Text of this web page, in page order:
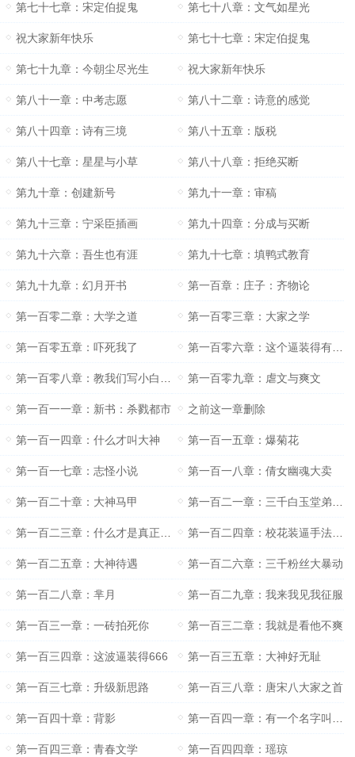
第七十七章：宋定伯捉鬼 第七十八章：文气如星光
祝大家新年快乐 第七十七章：宋定伯捉鬼
第七十九章：今朝尘尽光生 祝大家新年快乐
第八十一章：中考志愿 第八十二章：诗意的感觉
第八十四章：诗有三境 第八十五章：版税
第八十七章：星星与小草 第八十八章：拒绝买断
第九十章：创建新号 第九十一章：审稿
第九十三章：宁采臣插画 第九十四章：分成与买断
第九十六章：吾生也有涯 第九十七章：填鸭式教育
第九十九章：幻月开书 第一百章：庄子：齐物论
第一百零二章：大学之道 第一百零三章：大家之学
第一百零五章：吓死我了 第一百零六章：这个逼装得有些大
第一百零八章：教我们写小白文吧 第一百零九章：虐文与爽文
第一百一一章：新书：杀戮都市 之前这一章删除
第一百一四章：什么才叫大神 第一百一五章：爆菊花
第一百一七章：志怪小说 第一百一八章：倩女幽魂大卖
第一百二十章：大神马甲 第一百二一章：三千白玉堂弟子何在？
第一百二三章：什么才是真正的小白文 第一百二四章：校花装逼手法大讨论
第一百二五章：大神待遇 第一百二六章：三千粉丝大暴动
第一百二八章：芈月 第一百二九章：我来我见我征服
第一百三一章：一砖拍死你 第一百三二章：我就是看他不爽
第一百三四章：这波逼装得666 第一百三五章：大神好无耻
第一百三七章：升级新思路 第一百三八章：唐宋八大家之首
第一百四十章：背影 第一百四一章：有一个名字叫：父亲
第一百四三章：青春文学 第一百四四章：瑶琼